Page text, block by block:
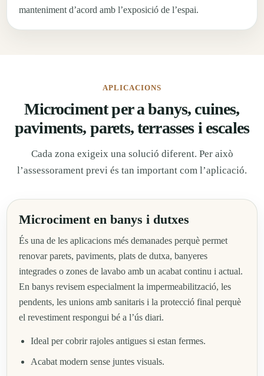
manteniment d’acord amb l’exposició de l’espai.
APLICACIONS
Microciment per a banys, cuines,
paviments, parets, terrasses i escales
Cada zona exigeix una solució diferent. Per això
l’assessorament previ és tan important com l’aplicació.
Microciment en banys i dutxes
És una de les aplicacions més demanades perquè permet
renovar parets, paviments, plats de dutxa, banyeres
integrades o zones de lavabo amb un acabat continu i actual.
En banys revisem especialment la impermeabilització, les
pendents, les unions amb sanitaris i la protecció final perquè
el revestiment respongui bé a l’ús diari.
Ideal per cobrir rajoles antigues si estan fermes.
Acabat modern sense juntes visuals.